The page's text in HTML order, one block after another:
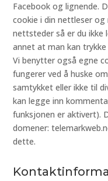
Facebook og lignende.
cookie i din nettleser og
nettsteder så er du
annet at man kan trykke
Vi benytter også egne
fungerer ved å huske
samtykket eller ikke til
kan legge inn
funksjonen er aktivert).
domener:
dette.